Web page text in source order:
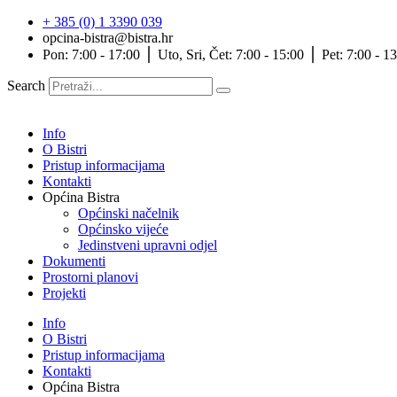
sadržaj
+ 385 (0) 1 3390 039
opcina-bistra@bistra.hr
Pon: 7:00 - 17:00 ⎪ Uto, Sri, Čet: 7:00 - 15:00 ⎪ Pet: 7:00 -
Search
Info
O Bistri
Pristup informacijama
Kontakti
Općina Bistra
Općinski načelnik
Općinsko vijeće
Jedinstveni upravni odjel
Dokumenti
Prostorni planovi
Projekti
Info
O Bistri
Pristup informacijama
Kontakti
Općina Bistra